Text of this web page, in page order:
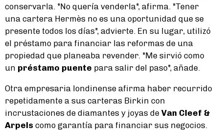
conservarla. "No quería venderla", afirma. "Tener
una cartera Hermès no es una oportunidad que se
presente todos los días", advierte. En su lugar, utilizó
el préstamo para financiar las reformas de una
propiedad que planeaba revender. "Me sirvió como
un préstamo puente para salir del paso", añade.
Otra empresaria londinense afirma haber recurrido
repetidamente a sus carteras Birkin con
incrustaciones de diamantes y joyas de Van Cleef &
Arpels como garantía para financiar sus negocios.